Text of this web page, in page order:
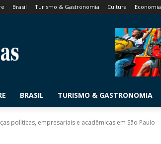
Brasil Turismo & Gastronomia Cultura Economia
BRASIL TURISMO & GASTRONOMIA
políticas, empresariais e acadêmicas em São Paulo